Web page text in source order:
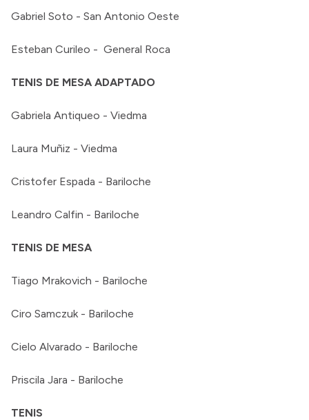
Gabriel Soto - San Antonio Oeste
Esteban Curileo - General Roca
TENIS DE MESA ADAPTADO
Gabriela Antiqueo - Viedma
Laura Muñiz - Viedma
Cristofer Espada - Bariloche
Leandro Calfin - Bariloche
TENIS DE MESA
Tiago Mrakovich - Bariloche
Ciro Samczuk - Bariloche
Cielo Alvarado - Bariloche
Priscila Jara - Bariloche
TENIS